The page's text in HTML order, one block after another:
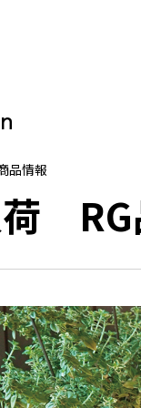
品情報
RG